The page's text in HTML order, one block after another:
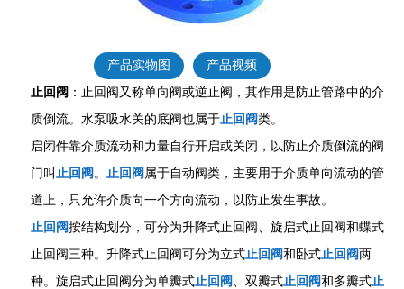
产品实物图
产品视频
止回阀 ：止回阀又称单向阀或逆止阀，其作用是防止管路中的介
质倒流。水泵吸水关的底阀也属于止回阀类。
启闭件靠介质流动和力量自行开启或关闭，以防止介质倒流的阀
门叫 止回阀 。 止回阀 属于自动阀类，主要用于介质单向流动的管
道上，只允许介质向一个方向流动，以防止发生事故。
止回阀按结构划分，可分为升降式止回阀 、 旋启式止回阀和蝶式
止回阀三种。 升降式止回阀可分为立式止回阀和卧式止回阀 两
种。 旋启式止回阀分为单瓣式止回阀 、双瓣式止回阀和多瓣式止